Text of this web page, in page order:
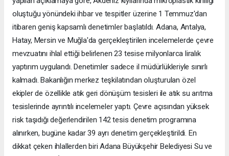
oluştuğu yönündeki ihbar ve tespitler üzerine 1 Temmuz'dan
itibaren geniş kapsamlı denetimler başlatıldı. Adana, Antalya,
Hatay, Mersin ve Muğla'da gerçekleştirilen incelemelerde çevre
mevzuatını ihlal ettiği belirlenen 23 tesise milyonlarca liralık
yaptırım uygulandı. Denetimler sadece il müdürlükleriyle sınırlı
kalmadı. Bakanlığın merkez teşkilatından oluşturulan özel
ekipler de özellikle atık geri dönüşüm tesisleri ile atık su arıtma
tesislerinde ayrıntılı incelemeler yaptı. Çevre açısından yüksek
risk taşıdığı değerlendirilen 142 tesis denetim programına
alınırken, bugüne kadar 39 ayrı denetim gerçekleştirildi. En
dikkat çeken ihlallerden biri Adana Büyükşehir Belediyesi Su ve